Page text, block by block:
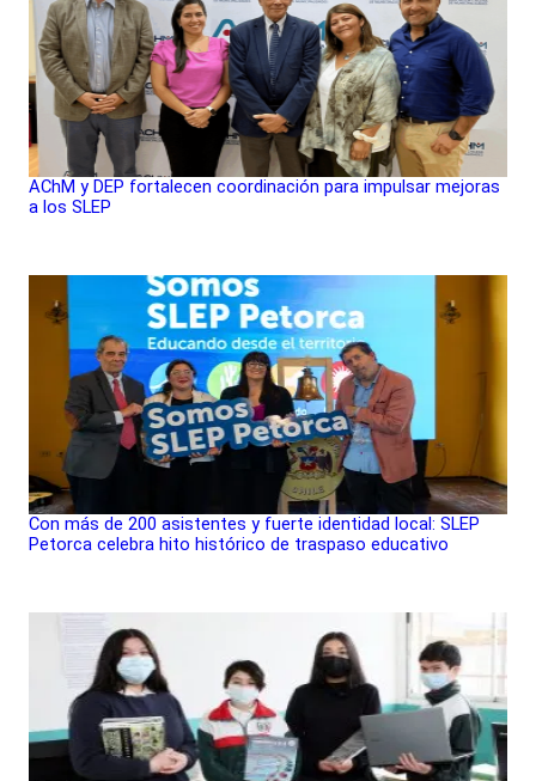
AChM y DEP fortalecen coordinación para impulsar mejoras
a los SLEP
Con más de 200 asistentes y fuerte identidad local: SLEP
Petorca celebra hito histórico de traspaso educativo